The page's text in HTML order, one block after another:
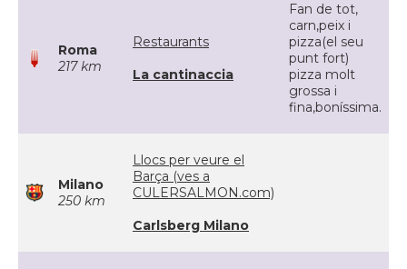
Roma
217 km
Restaurants
La cantinaccia
Fan de tot,
carn,peix i
pizza(el seu
punt fort)
pizza molt
grossa i
fina,boníssima.
Milano
250 km
Llocs per veure el
Barça (ves a
CULERSALMON.com)
Carlsberg Milano